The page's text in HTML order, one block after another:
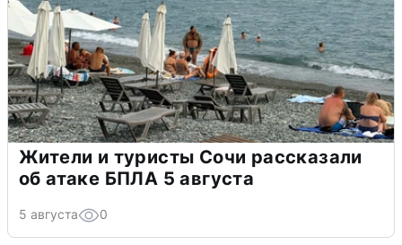
Жители и туристы Сочи рассказали
об атаке БПЛА 5 августа
5 августа 0